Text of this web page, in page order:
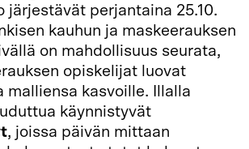
järjestävät perjantaina 25.10.
kauhun ja maskeerauksen
on mahdollisuus seurata,
opiskelijat luovat
malliensa kasvoille. Illalla
käynnistyvät
, joissa päivän mittaan